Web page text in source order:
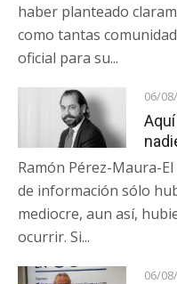
haber planteado
como tantas
oficial para su...
06/
Ramón Pérez-Maura-
de información sólo
mediocre, aun así,
ocurrir. Si...
06/